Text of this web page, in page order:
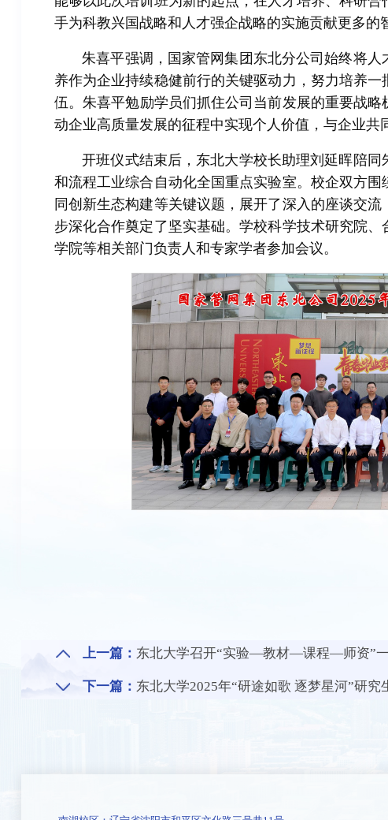
手为科教兴国战略和人才强企战略的实施贡献更多的
朱喜平强调，国家管网集团东北分公司始终将
养作为企业持续稳健前行的关键驱动力，努力培养
伍。朱喜平勉励学员们抓住公司当前发展的重要战
动企业高质量发展的征程中实现个人价值，与企业共
开班仪式结束后，东北大学校长助理刘延晖陪
和流程工业综合自动化全国重点实验室。校企双方
同创新生态构建等关键议题，展开了深入的座谈交
步深化合作奠定了坚实基础。学校科学技术研究院
学院等相关部门负责人和专家学者参加会议。
上一篇： 东北大学召开“实验—教材—课程—师资”
下一篇： 东北大学2025年“研途如歌 逐梦星河”研究